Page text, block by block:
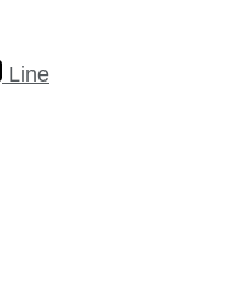
Line